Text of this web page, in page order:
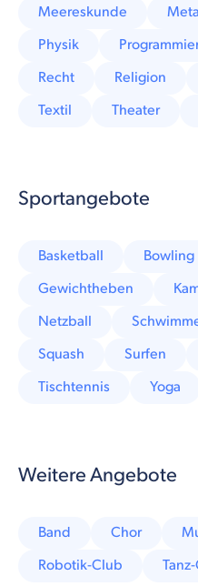
Meereskunde
Physik
Recht
Religion
Textil
Theater
Sportangebote
Basketball Bowling
Gewichtheben
Netzball
Squash
Surfen
Tischtennis
Yoga
Weitere Angebote
Band Chor
Robotik-Club